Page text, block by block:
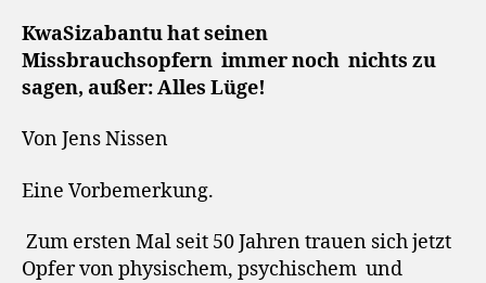
KwaSizabantu hat seinen
Missbrauchsopfern immer noch nichts zu
sagen, außer: Alles Lüge!
Von Jens Nissen
Eine Vorbemerkung.
Zum ersten Mal seit 50 Jahren trauen sich jetzt
Opfer von physischem, psychischem und